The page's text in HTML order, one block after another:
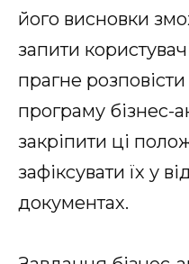
його висновки
запити
прагне
програму бізнес-
закріпити ці
зафіксувати їх у
документах.